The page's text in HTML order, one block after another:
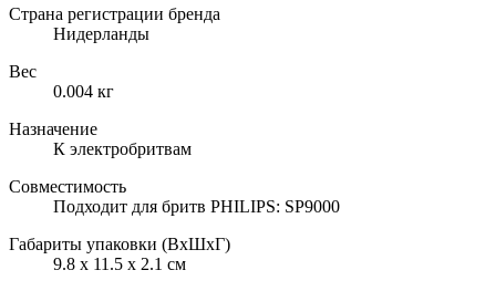
Страна регистрации бренда
Нидерланды
Вес
0.004 кг
Назначение
К электробритвам
Совместимость
Подходит для бритв PHILIPS: SP9000
Габариты упаковки (ВхШхГ)
9.8 х 11.5 х 2.1 см